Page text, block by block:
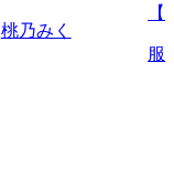
桃乃みく
服